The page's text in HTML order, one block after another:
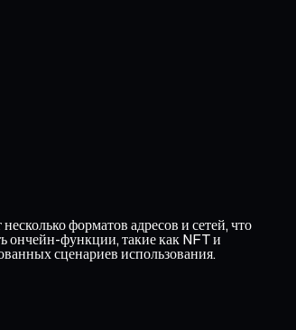
форматов адресов и сетей, что
ончейн-функции, такие как NFT и
сценариев использования.